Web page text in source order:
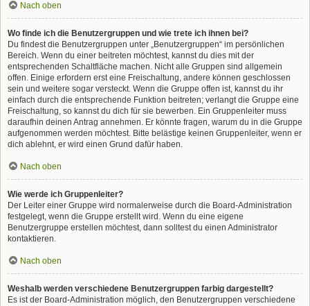
Nach oben
Wo finde ich die Benutzergruppen und wie trete ich ihnen bei?
Du findest die Benutzergruppen unter „Benutzergruppen“ im persönlichen
Bereich. Wenn du einer beitreten möchtest, kannst du dies mit der
entsprechenden Schaltfläche machen. Nicht alle Gruppen sind allgemein
offen. Einige erfordern erst eine Freischaltung, andere können geschlossen
sein und weitere sogar versteckt. Wenn die Gruppe offen ist, kannst du ihr
einfach durch die entsprechende Funktion beitreten; verlangt die Gruppe eine
Freischaltung, so kannst du dich für sie bewerben. Ein Gruppenleiter muss
daraufhin deinen Antrag annehmen. Er könnte fragen, warum du in die Gruppe
aufgenommen werden möchtest. Bitte belästige keinen Gruppenleiter, wenn er
dich ablehnt, er wird einen Grund dafür haben.
Nach oben
Wie werde ich Gruppenleiter?
Der Leiter einer Gruppe wird normalerweise durch die Board-Administration
festgelegt, wenn die Gruppe erstellt wird. Wenn du eine eigene
Benutzergruppe erstellen möchtest, dann solltest du einen Administrator
kontaktieren.
Nach oben
Weshalb werden verschiedene Benutzergruppen farbig dargestellt?
Es ist der Board-Administration möglich, den Benutzergruppen verschiedene